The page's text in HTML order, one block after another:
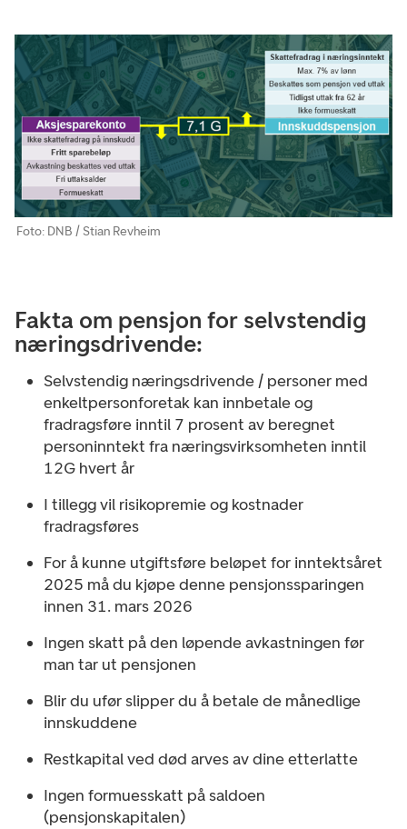
Foto: DNB / Stian Revheim
Fakta om pensjon for selvstendig
næringsdrivende:
Selvstendig næringsdrivende / personer med
enkeltpersonforetak kan innbetale og
fradragsføre inntil 7 prosent av beregnet
personinntekt fra næringsvirksomheten inntil
12G hvert år
I tillegg vil risikopremie og kostnader
fradragsføres
For å kunne utgiftsføre beløpet for inntektsåret
2025 må du kjøpe denne pensjonssparingen
innen 31. mars 2026
Ingen skatt på den løpende avkastningen før
man tar ut pensjonen
Blir du ufør slipper du å betale de månedlige
innskuddene
Restkapital ved død arves av dine etterlatte
Ingen formuesskatt på saldoen
(pensjonskapitalen)